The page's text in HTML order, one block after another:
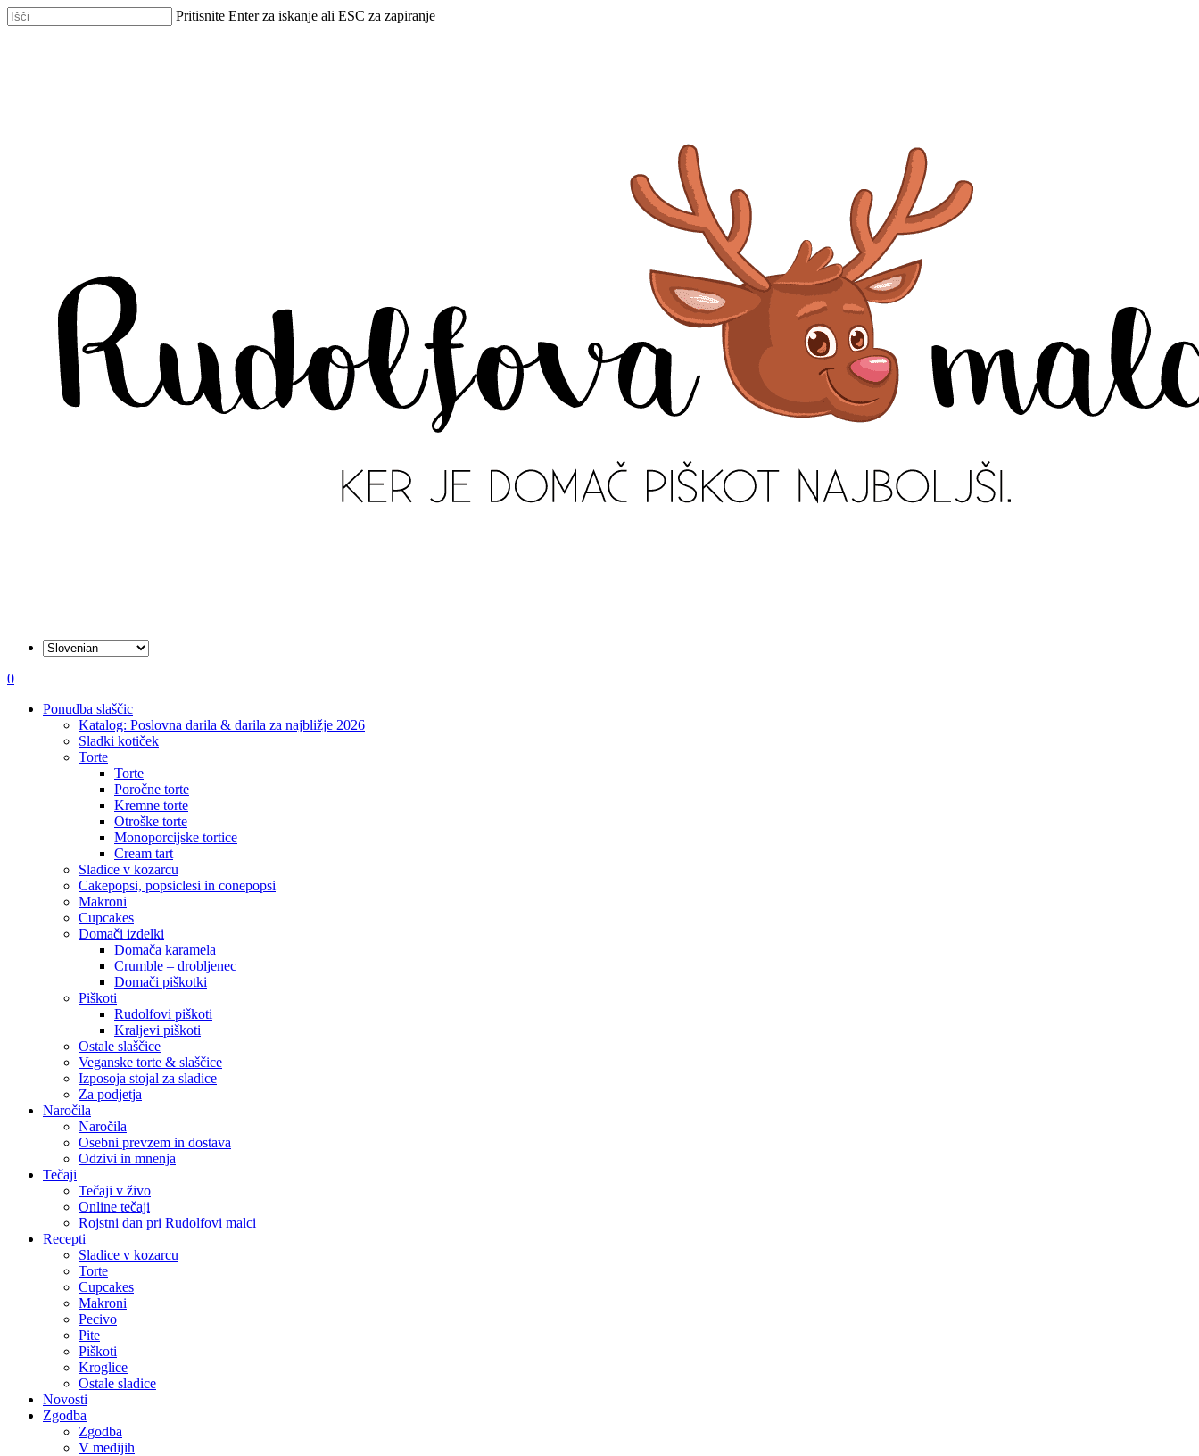
Skip
to
Pritisnite Enter za iskanje ali ESC za zapiranje
išči
account
0
Ponudba slaščic
Katalog: Poslovna darila & darila za najbližje 2026
Sladki kotiček
Torte
Torte
Poročne torte
Kremne torte
Otroške torte
Monoporcijske tortice
Cream tart
Sladice v kozarcu
Cakepopsi, popsiclesi in conepopsi
Makroni
Cupcakes
Domači izdelki
Domača karamela
Crumble – drobljenec
Domači piškotki
Piškoti
Rudolfovi piškoti
Kraljevi piškoti
Ostale slaščice
Veganske torte & slaščice
Izposoja stojal za sladice
Za podjetja
Naročila
Naročila
Osebni prevzem in dostava
Odzivi in mnenja
Tečaji
Tečaji v živo
Online tečaji
Rojstni dan pri Rudolfovi malci
Recepti
Sladice v kozarcu
Torte
Cupcakes
Makroni
Pecivo
Pite
Piškoti
Kroglice
Ostale sladice
Novosti
Zgodba
Zgodba
V medijih